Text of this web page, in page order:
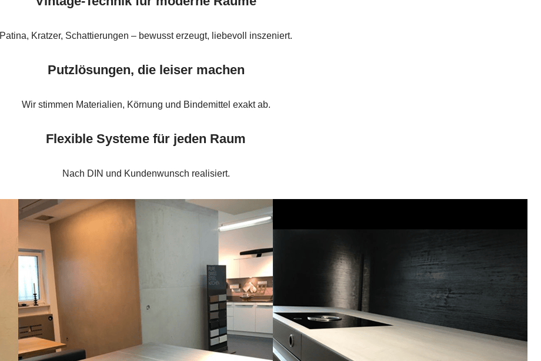
Patina, Kratzer, Schattierungen – bewusst erzeugt, liebevoll inszeniert.
Putzlösungen, die leiser machen
Wir stimmen Materialien, Körnung und Bindemittel exakt ab.
Flexible Systeme für jeden Raum
Nach DIN und Kundenwunsch realisiert.